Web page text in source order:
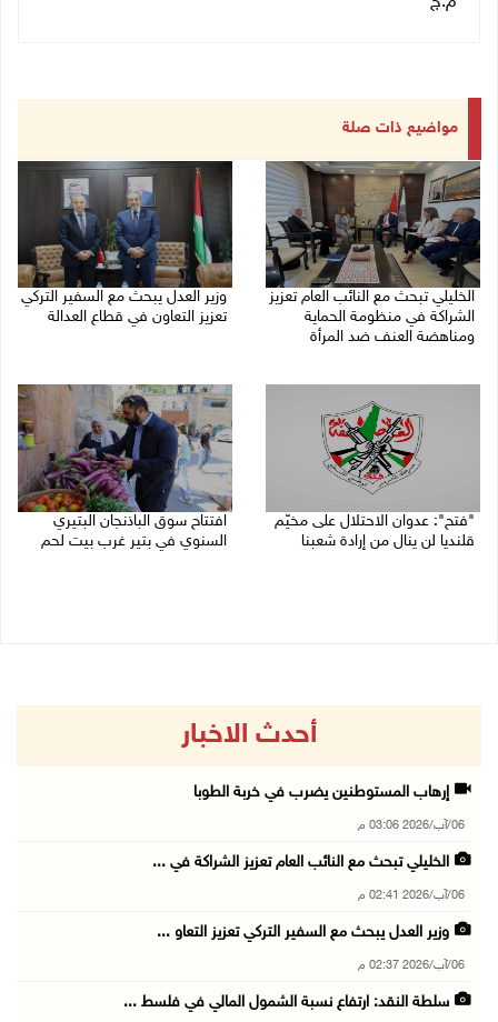
مواضيع ذات صلة
الخليلي تبحث مع النائب العام تعزيز
الشراكة في منظومة الحماية
ومناهضة العنف ضد المرأة
وزير العدل يبحث مع السفير التركي
تعزيز التعاون في قطاع العدالة
"فتح": عدوان الاحتلال على مخيّم
قلنديا لن ينال من إرادة شعبنا
افتتاح سوق الباذنجان البتيري
السنوي في بتير غرب بيت لحم
أحدث الاخبار
إرهاب المستوطنين يضرب في خربة الطوبا
06/آب/2026 03:06 م
الخليلي تبحث مع النائب العام تعزيز الشراكة في ...
06/آب/2026 02:41 م
وزير العدل يبحث مع السفير التركي تعزيز التعاو ...
06/آب/2026 02:37 م
سلطة النقد: ارتفاع نسبة الشمول المالي في فلسط ...